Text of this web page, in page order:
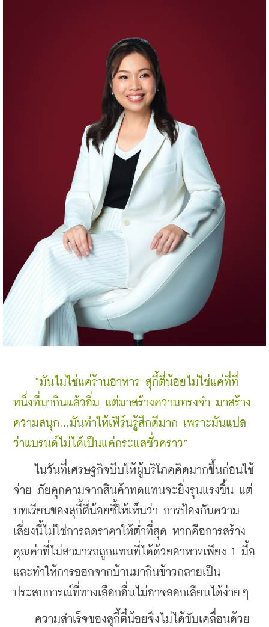
“มันไม่ใช่แค่ร้านอาหาร สุกี้ตี๋น้อยไม่ใช่แค่ที่ที่
หนึ่งที่มากินแล้วอิ่ม แต่มาสร้างความทรงจำ มาสร้าง
ความสนุก…มันทำให้เฟิร์นรู้สึกดีมาก เพราะมันแปล
ว่าแบรนด์ไม่ได้เป็นแค่กระแสชั่วคราว”
ในวันที่เศรษฐกิจบีบให้ผู้บริโภคคิดมากขึ้นก่อนใช้
จ่าย ภัยคุกคามจากสินค้าทดแทนจะยิ่งรุนแรงขึ้น แต่
บทเรียนของสุกี้ตี๋น้อยชี้ให้เห็นว่า การป้องกันความ
เสี่ยงนี้ไม่ใช่การลดราคาให้ต่ำที่สุด หากคือการสร้าง
คุณค่าที่ไม่สามารถถูกแทนที่ได้ด้วยอาหารเพียง 1 มื้อ
และทำให้การออกจากบ้านมากินข้าวกลายเป็น
ประสบการณ์ที่ทางเลือกอื่นไม่อาจลอกเลียนได้ง่ายๆ
ความสำเร็จของสุกี้ตี๋น้อยจึงไม่ได้ขับเคลื่อนด้วย